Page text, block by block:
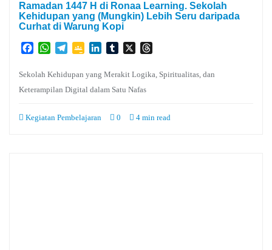
Ramadan 1447 H di Ronaa Learning. Sekolah
Kehidupan yang (Mungkin) Lebih Seru daripada
Curhat di Warung Kopi
FacebookWhatsApp
TelegramGoogleLinkedInTumblr
X
Sekolah Kehidupan yang Merakit Logika, Spiritualitas, dan
Keterampilan Digital dalam Satu Nafas
Kegiatan Pembelajaran 0 4 min read